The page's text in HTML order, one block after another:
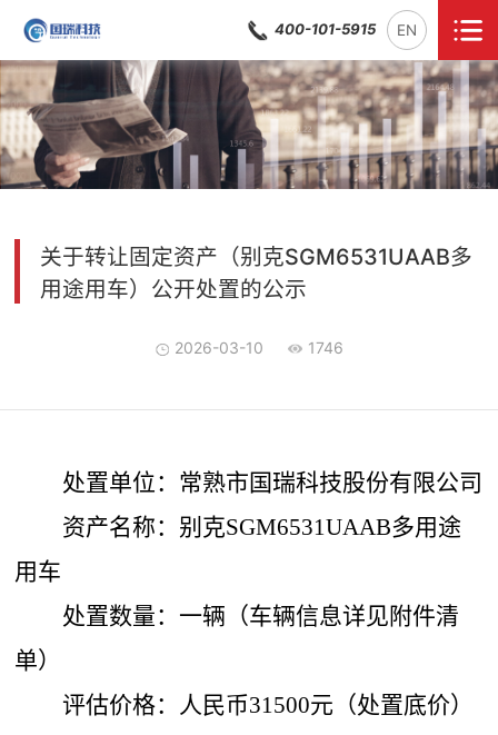
400-101-5915 EN
关于转让固定资产（别克SGM6531UAAB多
用途用车）公开处置的公示
2026-03-10 1746
处置单位： 常熟市国瑞科技股份有限公司
资产名称：别克SGM6531UAAB多用途
用车
处置数量：一辆（车辆信息详见附件清
单）
评估价格：人民币31500元（处置底价）